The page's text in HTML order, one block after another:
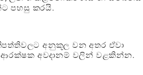
පහසු කරයි.
අනුකූල වන අතර ඒවා
අවදානම් වලින් වළකින්න.